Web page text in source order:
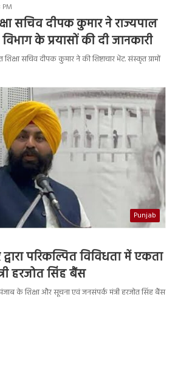
सचिव दीपक कुमार ने राज्यपाल
के प्रयासों की दी जानकारी
सचिव दीपक कुमार ने की शिष्टाचार भेंट. संस्कृत ग्रामों
Punjab
परिकल्पित विविधता में एकता
हरजोत सिंह बैंस
के शिक्षा और सूचना एवं जनसंपर्क मंत्री हरजोत सिंह बैंस